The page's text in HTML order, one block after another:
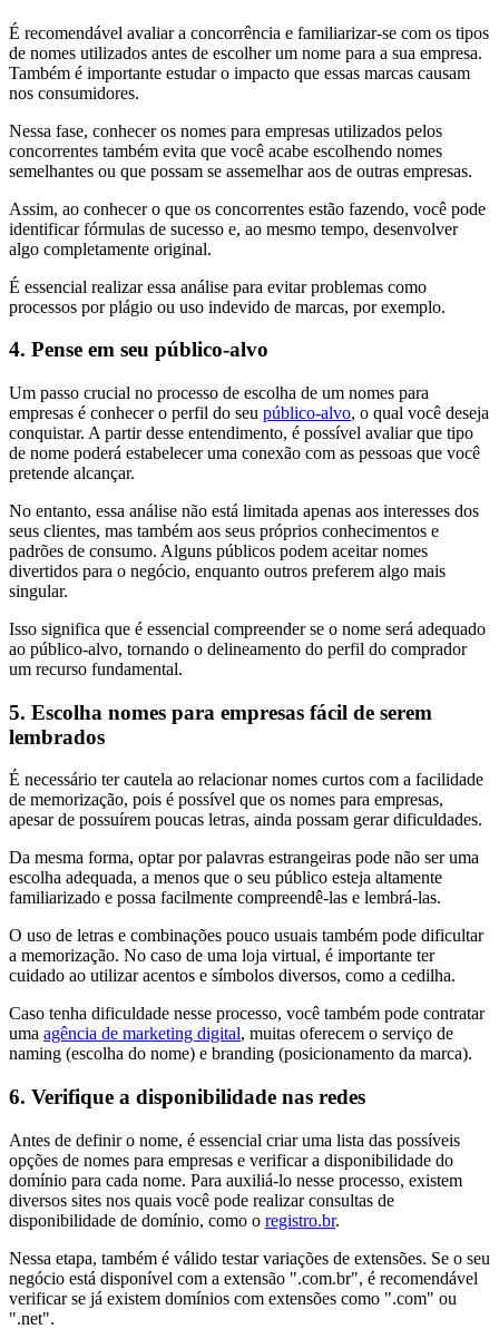
É recomendável avaliar a concorrência e familiarizar-se com os tipos
de nomes utilizados antes de escolher um nome para a sua empresa.
Também é importante estudar o impacto que essas marcas causam
nos consumidores.
Nessa fase, conhecer os nomes para empresas utilizados pelos
concorrentes também evita que você acabe escolhendo nomes
semelhantes ou que possam se assemelhar aos de outras empresas.
Assim, ao conhecer o que os concorrentes estão fazendo, você pode
identificar fórmulas de sucesso e, ao mesmo tempo, desenvolver
algo completamente original.
É essencial realizar essa análise para evitar problemas como
processos por plágio ou uso indevido de marcas, por exemplo.
4. Pense em seu público-alvo
Um passo crucial no processo de escolha de um nomes para
empresas é conhecer o perfil do seu público-alvo, o qual você deseja
conquistar. A partir desse entendimento, é possível avaliar que tipo
de nome poderá estabelecer uma conexão com as pessoas que você
pretende alcançar.
No entanto, essa análise não está limitada apenas aos interesses dos
seus clientes, mas também aos seus próprios conhecimentos e
padrões de consumo. Alguns públicos podem aceitar nomes
divertidos para o negócio, enquanto outros preferem algo mais
singular.
Isso significa que é essencial compreender se o nome será adequado
ao público-alvo, tornando o delineamento do perfil do comprador
um recurso fundamental.
5. Escolha nomes para empresas fácil de serem
lembrados
É necessário ter cautela ao relacionar nomes curtos com a facilidade
de memorização, pois é possível que os nomes para empresas,
apesar de possuírem poucas letras, ainda possam gerar dificuldades.
Da mesma forma, optar por palavras estrangeiras pode não ser uma
escolha adequada, a menos que o seu público esteja altamente
familiarizado e possa facilmente compreendê-las e lembrá-las.
O uso de letras e combinações pouco usuais também pode dificultar
a memorização. No caso de uma loja virtual, é importante ter
cuidado ao utilizar acentos e símbolos diversos, como a cedilha.
Caso tenha dificuldade nesse processo, você também pode contratar
uma agência de marketing digital, muitas oferecem o serviço de
naming (escolha do nome) e branding (posicionamento da marca).
6. Verifique a disponibilidade nas redes
Antes de definir o nome, é essencial criar uma lista das possíveis
opções de nomes para empresas e verificar a disponibilidade do
domínio para cada nome. Para auxiliá-lo nesse processo, existem
diversos sites nos quais você pode realizar consultas de
disponibilidade de domínio, como o registro.br.
Nessa etapa, também é válido testar variações de extensões. Se o seu
negócio está disponível com a extensão ".com.br", é recomendável
verificar se já existem domínios com extensões como ".com" ou
".net".